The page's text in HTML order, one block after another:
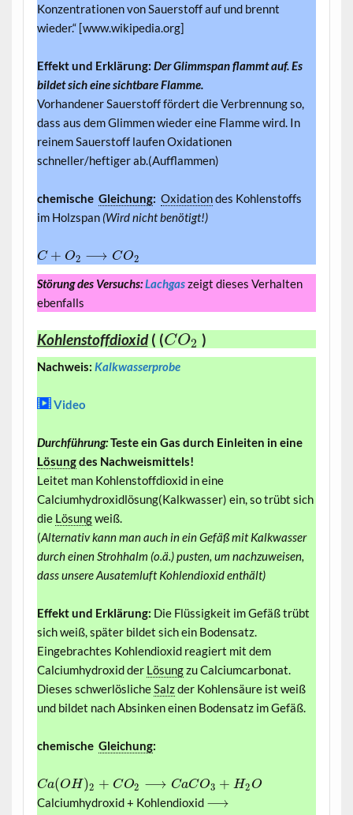
Konzentrationen von Sauerstoff auf und brennt
wieder.“ [www.wikipedia.org]
Effekt und Erklärung: Der Glimmspan flammt auf. Es
bildet sich eine sichtbare Flamme.
Vorhandener Sauerstoff fördert die Verbrennung so,
dass aus dem Glimmen wieder eine Flamme wird. In
reinem Sauerstoff laufen Oxidationen
schneller/heftiger ab.(Aufflammen)
chemische Gleichung: Oxidationdes Kohlenstoffs
im Holzspan (Wird nicht benötigt!)
C + O2 ⟶ CO2
Störung des Versuchs:Lachgaszeigt dieses Verhalten
ebenfalls
Kohlenstoffdioxid( (CO2 )
Nachweis: Kalkwasserprobe
Video
Durchführung:Teste ein Gas durch Einleiten in eine
Lösungdes Nachweismittels!
Leitet man Kohlenstoffdioxid in eine
Calciumhydroxidlösung(Kalkwasser) ein, so trübt sich
die Lösungweiß.
(Alternativ kann man auch in ein Gefäß mit Kalkwasser
durch einen Strohhalm (o.ä.) pusten, um nachzuweisen,
dass unsere Ausatemluft Kohlendioxid enthält)
Effekt und Erklärung: Die Flüssigkeit im Gefäß trübt
sich weiß, später bildet sich ein Bodensatz.
Eingebrachtes Kohlendioxid reagiert mit dem
Calciumhydroxid der Lösungzu Calciumcarbonat.
Dieses schwerlöslicheSalzder Kohlensäure ist weiß
und bildet nach Absinken einen Bodensatz im Gefäß.
chemische Gleichung:
Ca(OH)2 + CO2 ⟶ CaCO3 + H2O
Calciumhydroxid + Kohlendioxid ⟶